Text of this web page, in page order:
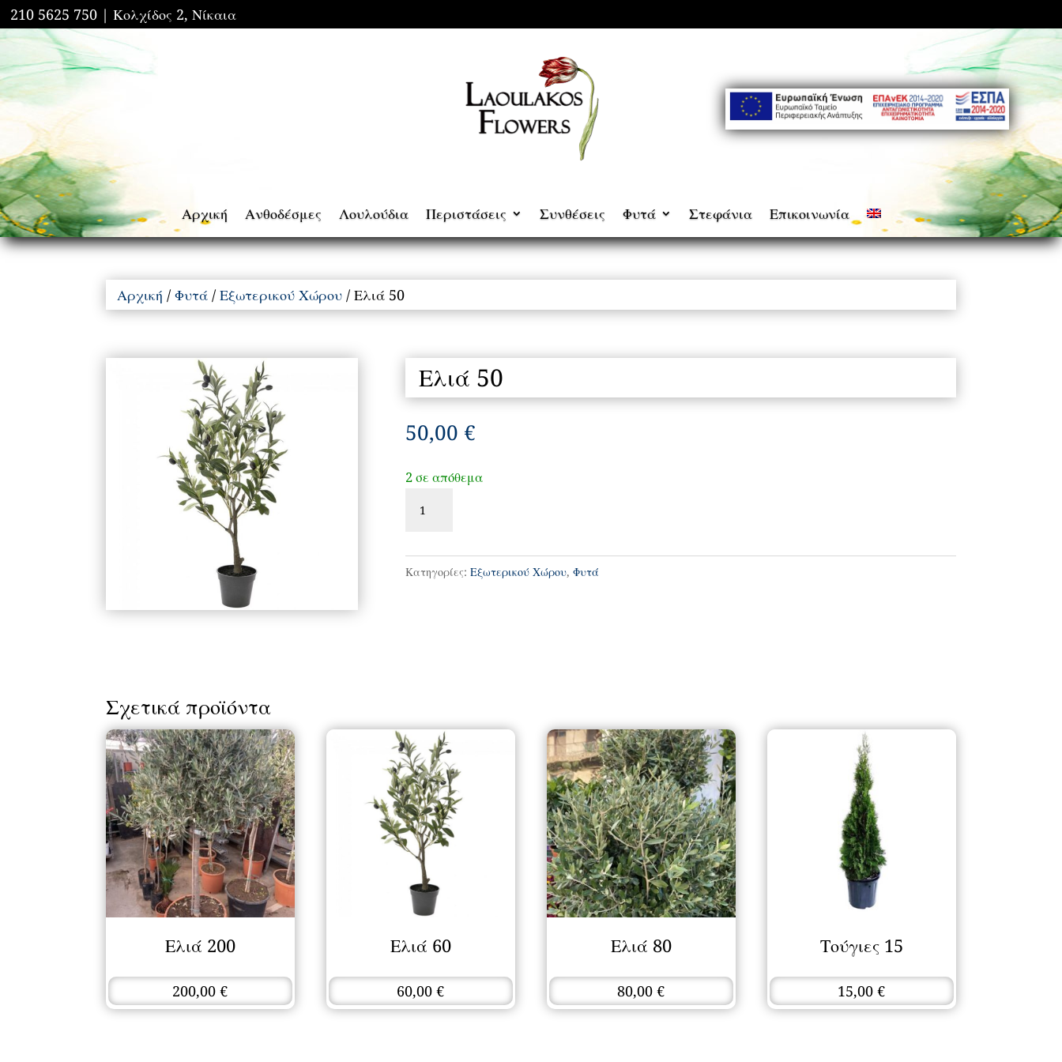
210 5625 750 |Κολχίδος 2, Νίκαια
Αρχική Ανθοδέσμες Λουλούδια Περιστάσεις Συνθέσεις Φυτά Στεφάνια Επικοινωνία
Αρχική / Φυτά/ Εξωτερικού Χώρου/ Ελιά 50
Ελιά 50
50,00 €
2 σε απόθεμα
Κατηγορίες: Εξωτερικού Χώρου, Φυτά
Σχετικά προϊόντα
Ελιά 200
200,00€
Ελιά 60
60,00€
Ελιά 80
80,00€
Τούγιες 15
15,00€